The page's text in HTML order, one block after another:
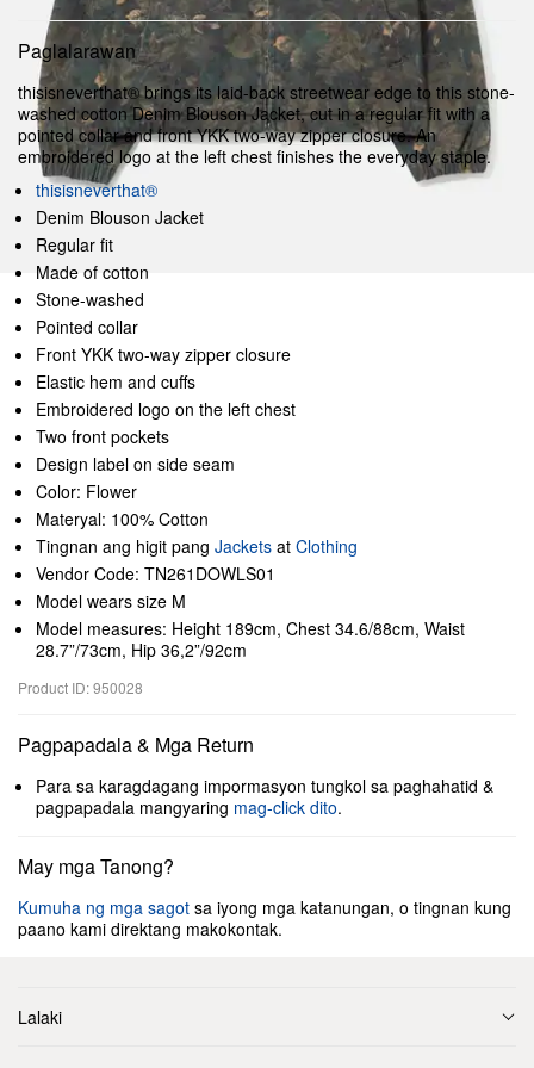
Paglalarawan
thisisneverthat® brings its laid-back streetwear edge to this stone-
washed cotton Denim Blouson Jacket, cut in a regular fit with a
pointed collar and front YKK two-way zipper closure. An
embroidered logo at the left chest finishes the everyday staple.
thisisneverthat®
Denim Blouson Jacket
Regular fit
Made of cotton
Stone-washed
Pointed collar
Front YKK two-way zipper closure
Elastic hem and cuffs
Embroidered logo on the left chest
Two front pockets
Design label on side seam
Color: Flower
Materyal: 100% Cotton
Tingnan ang higit pang Jackets at Clothing
Vendor Code: TN261DOWLS01
Model wears size M
Model measures: Height 189cm, Chest 34.6/88cm, Waist
28.7”/73cm, Hip 36,2”/92cm
Product ID: 950028
Pagpapadala & Mga Return
Para sa karagdagang impormasyon tungkol sa paghahatid &
pagpapadala mangyaring mag-click dito.
May mga Tanong?
Kumuha ng mga sagot sa iyong mga katanungan, o tingnan kung
paano kami direktang makokontak.
Lalaki